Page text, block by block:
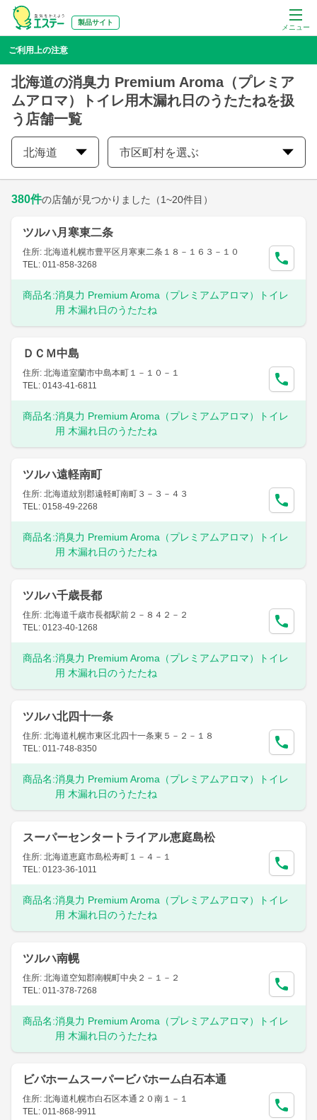
メニュー
製品サイト
ご利用上の注意
北海道の消臭力 Premium Aroma（プレミア
ムアロマ）トイレ用木漏れ日のうたたねを扱
う店舗一覧
北海道 市区町村を選ぶ
380件の店舗が見つかりました （1~20件目）
ツルハ月寒東二条
住所: 北海道札幌市豊平区月寒東二条１８－１６３－１０
TEL: 011-858-3268
商品名:消臭力 Premium Aroma（プレミアムアロマ）トイレ
用 木漏れ日のうたたね
ＤＣＭ中島
住所: 北海道室蘭市中島本町１－１０－１
TEL: 0143-41-6811
商品名:消臭力 Premium Aroma（プレミアムアロマ）トイレ
用 木漏れ日のうたたね
ツルハ遠軽南町
住所: 北海道紋別郡遠軽町南町３－３－４３
TEL: 0158-49-2268
商品名:消臭力 Premium Aroma（プレミアムアロマ）トイレ
用 木漏れ日のうたたね
ツルハ千歳長都
住所: 北海道千歳市長都駅前２－８４２－２
TEL: 0123-40-1268
商品名:消臭力 Premium Aroma（プレミアムアロマ）トイレ
用 木漏れ日のうたたね
ツルハ北四十一条
住所: 北海道札幌市東区北四十一条東５－２－１８
TEL: 011-748-8350
商品名:消臭力 Premium Aroma（プレミアムアロマ）トイレ
用 木漏れ日のうたたね
スーパーセンタートライアル恵庭島松
住所: 北海道恵庭市島松寿町１－４－１
TEL: 0123-36-1011
商品名:消臭力 Premium Aroma（プレミアムアロマ）トイレ
用 木漏れ日のうたたね
ツルハ南幌
住所: 北海道空知郡南幌町中央２－１－２
TEL: 011-378-7268
商品名:消臭力 Premium Aroma（プレミアムアロマ）トイレ
用 木漏れ日のうたたね
ビバホームスーパービバホーム白石本通
住所: 北海道札幌市白石区本通２０南１－１
TEL: 011-868-9911